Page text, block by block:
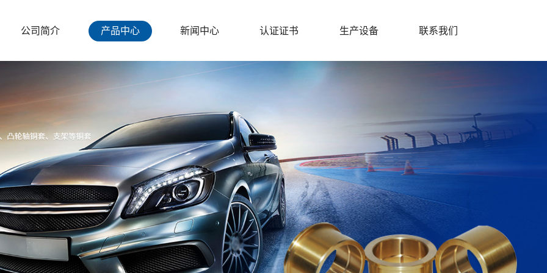
公司简介 产品中心 新闻中心 认证证书 生产设备 联系我们